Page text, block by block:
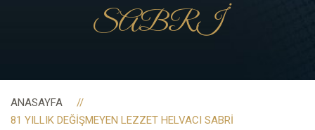
SABRİ
ANASAYFA
81 YILLIK DEĞİŞMEYEN LEZZET HELVACI SABRİ